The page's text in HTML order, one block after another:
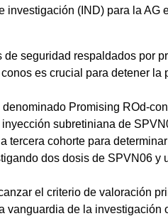
investigación (IND) para la AG
de seguridad respaldados por
es crucial para detener
denominado Promising ROd-
subretiniana de
tercera cohorte para
dos dosis de SPVN06 y
el criterio de valoración
vanguardia de la